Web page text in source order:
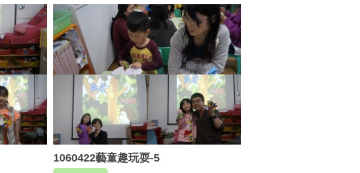
1060422藝童趣玩耍-5